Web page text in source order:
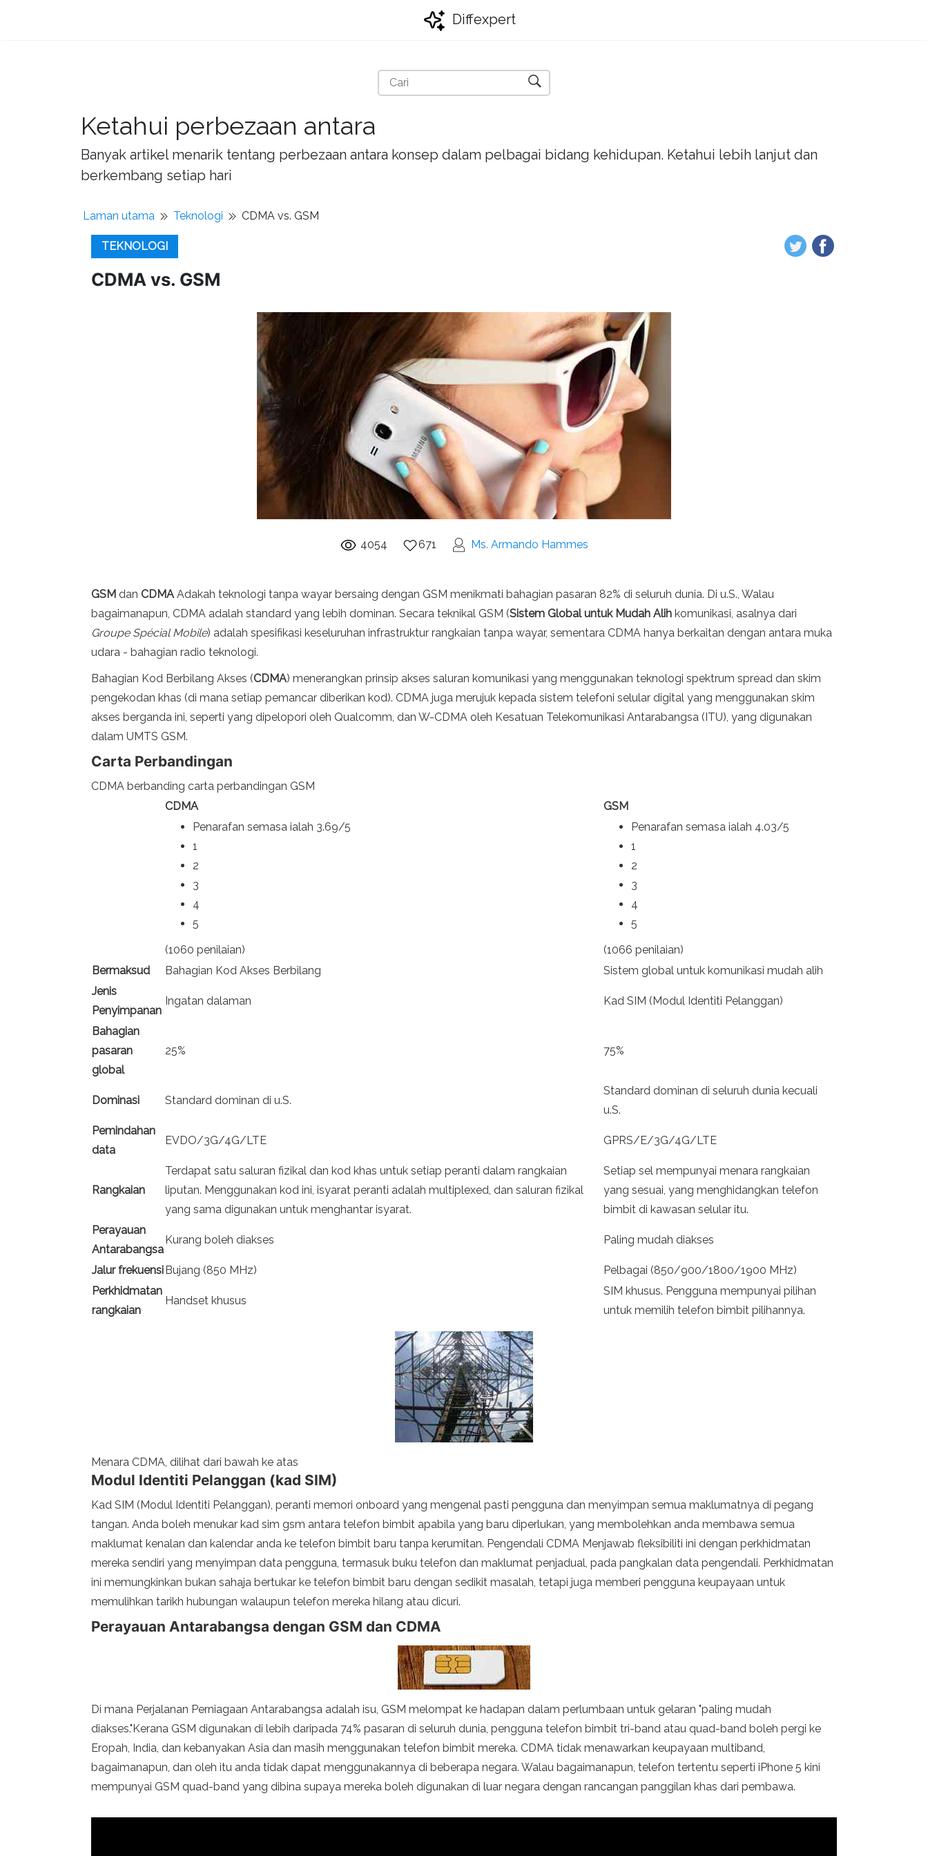
Diffexpert
Ketahui perbezaan antara
Banyak artikel menarik tentang perbezaan antara konsep dalam pelbagai bidang kehidupan. Ketahui lebih lanjut dan
berkembang setiap hari
Laman utama Teknologi CDMA vs. GSM
TEKNOLOGI
CDMA vs. GSM
4054 671 Ms. Armando Hammes
GSM dan CDMAAdakah teknologi tanpa wayar bersaing dengan GSM menikmati bahagian pasaran 82% di seluruh dunia. Di u.S., Walau
bagaimanapun, CDMA adalah standard yang lebih dominan. Secara teknikal GSM (Sistem Global untuk Mudah Alih komunikasi, asalnya dari
Groupe Spécial Mobile) adalah spesifikasi keseluruhan infrastruktur rangkaian tanpa wayar, sementara CDMA hanya berkaitan dengan antara muka
udara - bahagian radio teknologi.
Bahagian Kod Berbilang Akses (CDMA) menerangkan prinsip akses saluran komunikasi yang menggunakan teknologi spektrum spread dan skim
pengekodan khas (di mana setiap pemancar diberikan kod). CDMA juga merujuk kepada sistem telefoni selular digital yang menggunakan skim
akses berganda ini, seperti yang dipelopori oleh Qualcomm, dan W-CDMA oleh Kesatuan Telekomunikasi Antarabangsa (ITU), yang digunakan
dalam UMTS GSM.
Carta Perbandingan
CDMA berbanding carta perbandingan GSM
CDMA
GSM
Penarafan semasa ialah 3.69/5
1
2
3
4
5
(1060 penilaian)
Penarafan semasa ialah 4.03/5
1
2
3
4
5
(1066 penilaian)
Bermaksud
Bahagian Kod Akses Berbilang
Sistem global untuk komunikasi mudah alih
Jenis
Penyimpanan
Ingatan dalaman Kad SIM (Modul Identiti Pelanggan)
Bahagian
pasaran
global
25% 75%
Dominasi Standard dominan di u.S.
Standard dominan di seluruh dunia kecuali
u.S.
Pemindahan
data
EVDO/3G/4G/LTE GPRS/E/3G/4G/LTE
Rangkaian
Terdapat satu saluran fizikal dan kod khas untuk setiap peranti dalam rangkaian
liputan. Menggunakan kod ini, isyarat peranti adalah multiplexed, dan saluran fizikal
yang sama digunakan untuk menghantar isyarat.
Setiap sel mempunyai menara rangkaian
yang sesuai, yang menghidangkan telefon
bimbit di kawasan selular itu.
Perayauan
Antarabangsa
Kurang boleh diakses Paling mudah diakses
Jalur frekuensiBujang (850 MHz)
Pelbagai (850/900/1800/1900 MHz)
Perkhidmatan
rangkaian
Handset khusus
SIM khusus. Pengguna mempunyai pilihan
untuk memilih telefon bimbit pilihannya.
Menara CDMA, dilihat dari bawah ke atas
Modul Identiti Pelanggan (kad SIM)
Kad SIM (Modul Identiti Pelanggan), peranti memori onboard yang mengenal pasti pengguna dan menyimpan semua maklumatnya di pegang
tangan. Anda boleh menukar kad sim gsm antara telefon bimbit apabila yang baru diperlukan, yang membolehkan anda membawa semua
maklumat kenalan dan kalendar anda ke telefon bimbit baru tanpa kerumitan. Pengendali CDMA Menjawab fleksibiliti ini dengan perkhidmatan
mereka sendiri yang menyimpan data pengguna, termasuk buku telefon dan maklumat penjadual, pada pangkalan data pengendali. Perkhidmatan
ini memungkinkan bukan sahaja bertukar ke telefon bimbit baru dengan sedikit masalah, tetapi juga memberi pengguna keupayaan untuk
memulihkan tarikh hubungan walaupun telefon mereka hilang atau dicuri.
Perayauan Antarabangsa dengan GSM dan CDMA
Di mana Perjalanan Perniagaan Antarabangsa adalah isu, GSM melompat ke hadapan dalam perlumbaan untuk gelaran "paling mudah
diakses."Kerana GSM digunakan di lebih daripada 74% pasaran di seluruh dunia, pengguna telefon bimbit tri-band atau quad-band boleh pergi ke
Eropah, India, dan kebanyakan Asia dan masih menggunakan telefon bimbit mereka. CDMA tidak menawarkan keupayaan multiband,
bagaimanapun, dan oleh itu anda tidak dapat menggunakannya di beberapa negara. Walau bagaimanapun, telefon tertentu seperti iPhone 5 kini
mempunyai GSM quad-band yang dibina supaya mereka boleh digunakan di luar negara dengan rancangan panggilan khas dari pembawa.